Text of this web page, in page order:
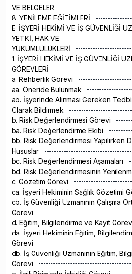
VE BELGELER
8. YENİLEME EĞİTİMLERİ
E. İŞYERİ HEKİMİ VE İŞ GÜVENLİĞİ
YETKİ, HAK VE
YÜKÜMLÜLÜKLERİ
1. İŞYERİ HEKİMİ VE İŞ GÜVENLİĞİ
GÖREVLERİ
a. Rehberlik Görevi
aa. Öneride Bulunmak
ab. İşyerinde Alınması Gereken
Olarak Bildirmek
b. Risk Değerlendirmesi Görevi
ba. Risk Değerlendirme Ekibi
bb. Risk Değerlendirmesi Yapılırken
Hususlar
bc. Risk Değerlendirmesi Aşamaları
bd. Risk Değerlendirmesinin
c. Gözetim Görevi
ca. İşyeri Hekiminin Sağlık Gözetimi
cb. İş Güvenliği Uzmanının Çalışma
Görevi
d. Eğitim, Bilgilendirme ve Kayıt
da. İşyeri Hekiminin Eğitim,
Görevi
db. İş Güvenliği Uzmanının Eğitim,
Görevi